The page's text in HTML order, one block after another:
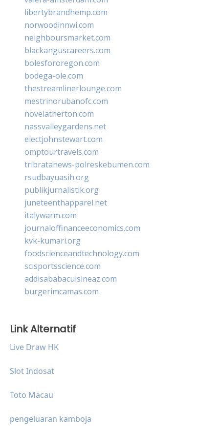
libertybrandhemp.com
norwoodinnwi.com
neighboursmarket.com
blackanguscareers.com
bolesfororegon.com
bodega-ole.com
thestreamlinerlounge.com
mestrinorubanofc.com
novelatherton.com
nassvalleygardens.net
electjohnstewart.com
omptourtravels.com
tribratanews-polreskebumen.com
rsudbayuasih.org
publikjurnalistik.org
juneteenthapparel.net
italywarm.com
journaloffinanceeconomics.com
kvk-kumari.org
foodscienceandtechnology.com
scisportsscience.com
addisababacuisineaz.com
burgerimcamas.com
Link Alternatif
Live Draw HK
Slot Indosat
Toto Macau
pengeluaran kamboja